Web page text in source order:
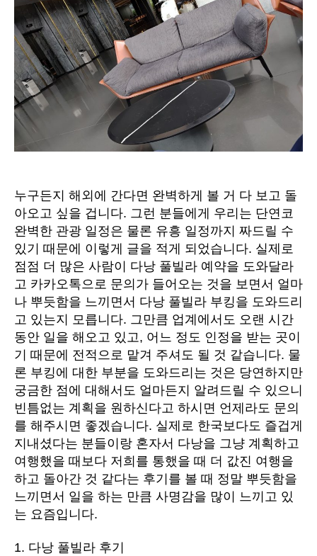
라
3
베
름
이
게
바
호
지
말
이
야
에
누구든지 해외에 간다면 완벽하게 볼 거 다 보고 돌
아오고 싶을 겁니다. 그런 분들에게 우리는 단연코
완벽한 관광 일정은 물론 유흥 일정까지 짜드릴 수
있기 때문에 이렇게 글을 적게 되었습니다. 실제로
점점 더 많은 사람이 다낭 풀빌라 예약을 도와달라
고 카카오톡으로 문의가 들어오는 것을 보면서 얼마
나 뿌듯함을 느끼면서 다낭 풀빌라 부킹을 도와드리
고 있는지 모릅니다. 그만큼 업계에서도 오랜 시간
동안 일을 해오고 있고, 어느 정도 인정을 받는 곳이
기 때문에 전적으로 맡겨 주셔도 될 것 같습니다. 물
론 부킹에 대한 부분을 도와드리는 것은 당연하지만
궁금한 점에 대해서도 얼마든지 알려드릴 수 있으니
빈틈없는 계획을 원하신다고 하시면 언제라도 문의
를 해주시면 좋겠습니다. 실제로 한국보다도 즐겁게
지내셨다는 분들이랑 혼자서 다낭을 그냥 계획하고
여행했을 때보다 저희를 통했을 때 더 값진 여행을
하고 돌아간 것 같다는 후기를 볼 때 정말 뿌듯함을
느끼면서 일을 하는 만큼 사명감을 많이 느끼고 있
는 요즘입니다.
1. 다낭 풀빌라 후기